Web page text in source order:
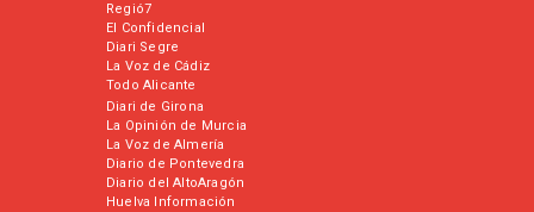
Regió7
El Confidencial
Diari Segre
La Voz de Cádiz
Todo Alicante
Diari de Girona
La Opinión de Murcia
La Voz de Almería
Diario de Pontevedra
Diario del AltoAragón
Huelva Información